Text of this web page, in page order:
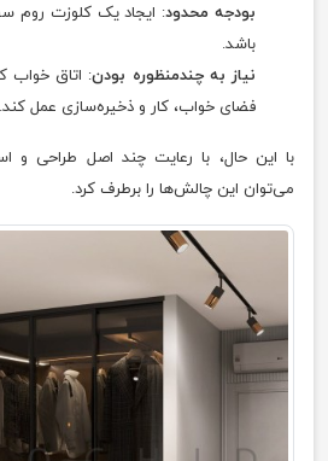
بودجه محدود: ایجاد یک کلوزت روم
باشد.
نیاز به چندمنظوره بودن: اتاق خواب
فضای خواب، کار و ذخیره‌سازی عمل کند.
با این حال، با رعایت چند اصل طراحی و
می‌توان این چالش‌ها را برطرف کرد.